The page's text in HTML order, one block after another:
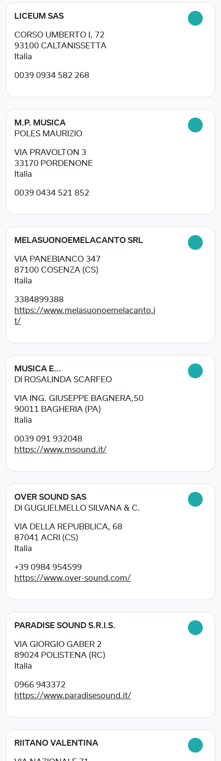
LICEUM SAS
CORSO UMBERTO I, 72
93100 CALTANISSETTA
Italia
0039 0934 582 268
M.P. MUSICA
POLES MAURIZIO
VIA PRAVOLTON 3
33170 PORDENONE
Italia
0039 0434 521 852
MELASUONOEMELACANTO SRL
VIA PANEBIANCO 347
87100 COSENZA (CS)
Italia
3384899388
https://www.melasuonoemelacanto.i
t/
MUSICA E...
DI ROSALINDA SCARFEO
VIA ING. GIUSEPPE BAGNERA,50
90011
BAGHERIA (PA)
Italia
0039 091 932048
https://www.msound.it/
OVER SOUND SAS
DI GUGLIELMELLO SILVANA & C.
VIA DELLA REPUBBLICA, 68
87041 ACRI (CS)
Italia
+39 0984 954599
https://www.over-sound.com/
PARADISE SOUND S.R.l.S.
VIA GIORGIO GABER 2
89024 POLISTENA (RC)
Italia
0966 943372
https://www.paradisesound.it/
RIITANO VALENTINA